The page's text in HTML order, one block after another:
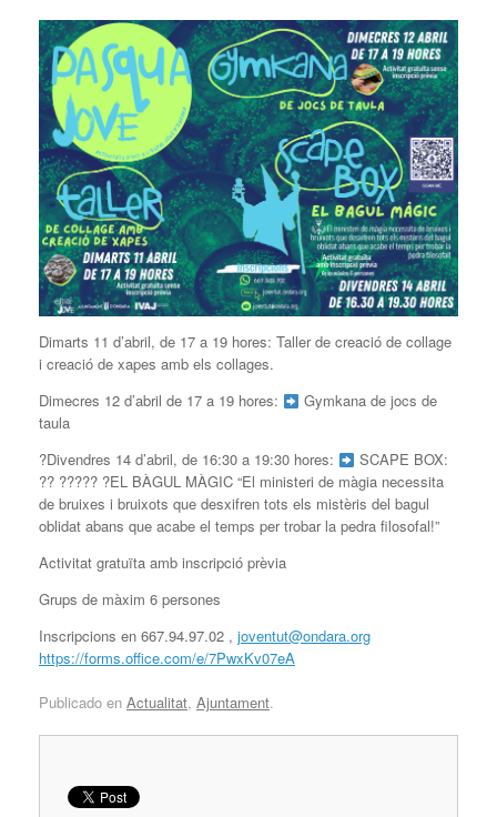
Dimarts 11 d’abril, de 17 a 19 hores: Taller de creació de collage
i creació de xapes amb els collages.
Dimecres 12 d’abril de 17 a 19 hores:
Gymkana de jocs de
taula
?Divendres 14 d’abril, de 16:30 a 19:30 hores:
SCAPE BOX:
?? ????? ?EL BÀGUL MÀGIC “El ministeri de màgia necessita
de bruixes i bruixots que desxifren tots els mistèris del bagul
oblidat abans que acabe el temps per trobar la pedra filosofal!”
Activitat gratuïta amb inscripció prèvia
Grups de màxim 6 persones
Inscripcions en 667.94.97.02 , joventut@ondara.org
https://forms.office.com/e/7PwxKv07eA
Publicado en Actualitat, Ajuntament.